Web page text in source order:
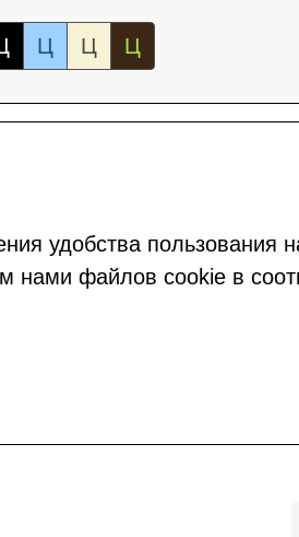
Ц Ц Ц
удобства пользования
нами файлов cookie в